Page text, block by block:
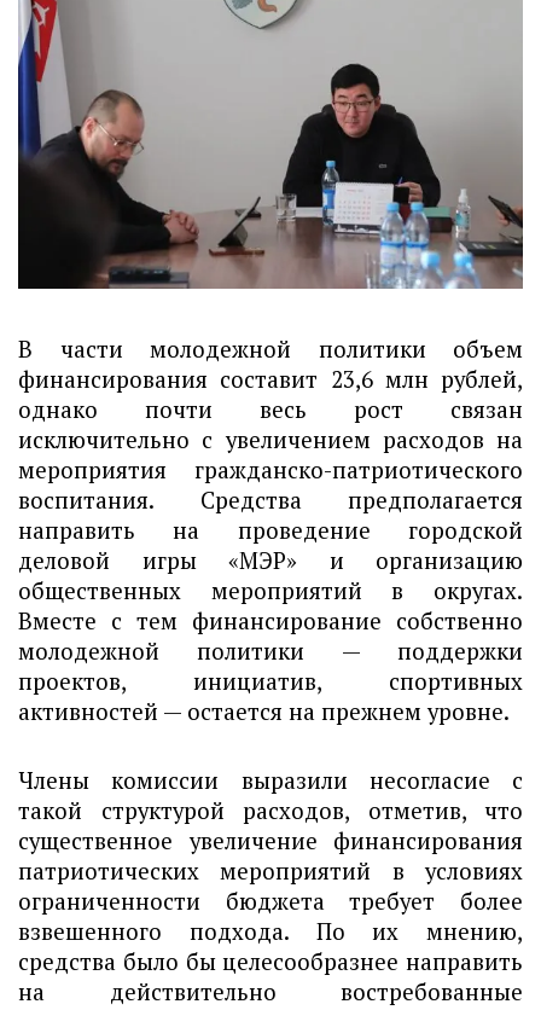
В части молодежной политики объем
финансирования составит 23,6 млн рублей,
однако почти весь рост связан
исключительно с увеличением расходов на
мероприятия гражданско-патриотического
воспитания. Средства предполагается
направить на проведение городской
деловой игры «МЭР» и организацию
общественных мероприятий в округах.
Вместе с тем финансирование собственно
молодежной политики — поддержки
проектов, инициатив, спортивных
активностей — остается на прежнем уровне.
Члены комиссии выразили несогласие с
такой структурой расходов, отметив, что
существенное увеличение финансирования
патриотических мероприятий в условиях
ограниченности бюджета требует более
взвешенного подхода. По их мнению,
средства было бы целесообразнее направить
на действительно востребованные